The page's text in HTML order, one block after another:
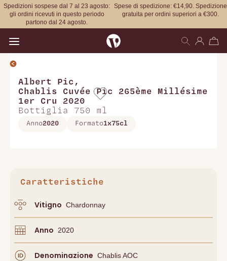
Spedizioni sospese dal 7 al 23 agosto:
gli ordini ricevuti in questo periodo
partono dal 24 agosto.
Spese di spedizione: €14,90. Spedizione
gratuita per ordini superiori a €300.
Albert Pic ,
Chablis Cuvée Pic 265ème Millésime
1er Cru 2020
Bottiglia 750 ml
Anno2020 Formato1x75cl
Caratteristiche
Vitigno Chardonnay
Anno 2020
Denominazione Chablis AOC